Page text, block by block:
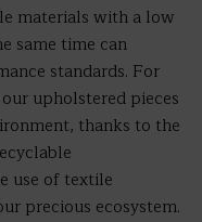
materials with a low
same time can
standards. For
upholstered pieces
thanks to the
use of textile
precious ecosystem.